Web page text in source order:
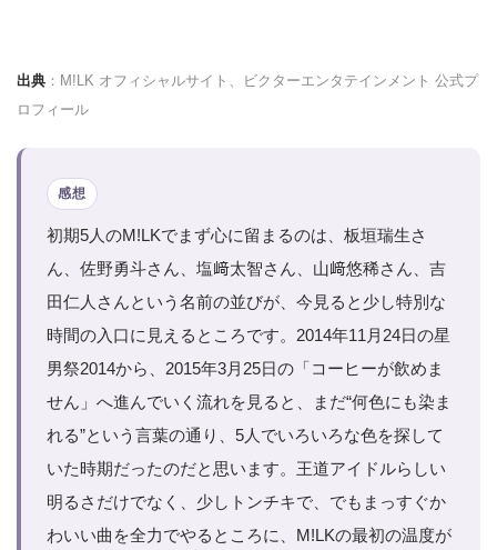
出典 ：M!LK オフィシャルサイト、ビクターエンタテインメント 公式プ
ロフィール
感想
初期5人のM!LKでまず心に留まるのは、板垣瑞生さ
ん、佐野勇斗さん、塩﨑太智さん、山﨑悠稀さん、吉
田仁人さんという名前の並びが、今見ると少し特別な
時間の入口に見えるところです。2014年11月24日の星
男祭2014から、2015年3月25日の「コーヒーが飲めま
せん」へ進んでいく流れを見ると、まだ“何色にも染ま
れる”という言葉の通り、5人でいろいろな色を探して
いた時期だったのだと思います。王道アイドルらしい
明るさだけでなく、少しトンチキで、でもまっすぐか
わいい曲を全力でやるところに、M!LKの最初の温度が